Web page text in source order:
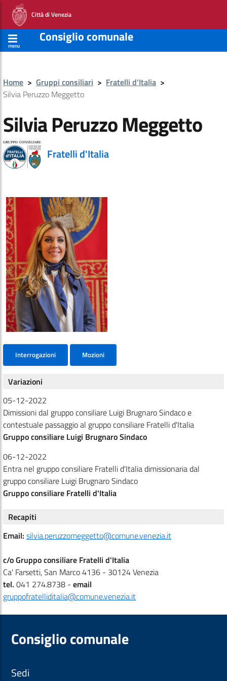
Città di Venezia
menu
Consiglio comunale
Home > Gruppi consiliari > Fratelli d'Italia >
Silvia Peruzzo Meggetto
Silvia Peruzzo Meggetto
Fratelli d'Italia
Interrogazioni Mozioni
Variazioni
05-12-2022
Dimissioni dal gruppo consiliare Luigi Brugnaro Sindaco e
contestuale passaggio al gruppo consiliare Fratelli d'Italia
Gruppo consiliare Luigi Brugnaro Sindaco
06-12-2022
Entra nel gruppo consiliare Fratelli d'Italia dimissionaria dal
gruppo consiliare Luigi Brugnaro Sindaco
Gruppo consiliare Fratelli d'Italia
Recapiti
Email: silvia.peruzzomeggetto@comune.venezia.it
c/o Gruppo consiliare Fratelli d'Italia
Ca' Farsetti, San Marco 4136 - 30124 Venezia
tel. 041 274.8738 - email
gruppofratelliditalia@comune.venezia.it
Consiglio comunale
Sedi